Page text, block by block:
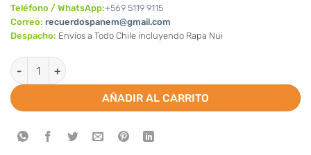
Teléfono / WhatsApp:+569 5119 9115
Correo: recuerdospanem@gmail.com
Despacho: Envíos a Todo Chile incluyendo Rapa Nui
Rosario de perlas cantidad
AÑADIR AL CARRITO